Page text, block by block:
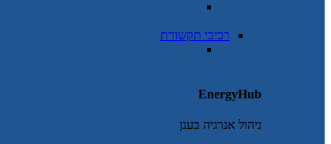
רכיבי תקשורת
EnergyHub
ניהול אנרגיה בענן